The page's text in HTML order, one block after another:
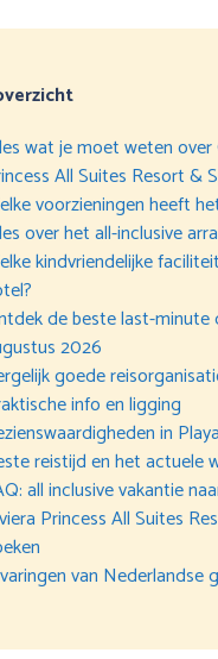
wat je moet weten over
All Suites Resort &
voorzieningen heeft
over het all-inclusive
kindvriendelijke
de beste last-minute
2026
goede
info en ligging
in
reistijd en het actuele
all inclusive vakantie
Princess All Suites
van Nederlandse